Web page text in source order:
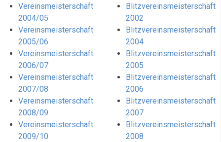
Vereinsmeisterschaft
2004/05
Vereinsmeisterschaft
2005/06
Vereinsmeisterschaft
2006/07
Vereinsmeisterschaft
2007/08
Vereinsmeisterschaft
2008/09
Vereinsmeisterschaft
2009/10
Blitzvereinsmeisterschaft
2002
Blitzvereinsmeisterschaft
2004
Blitzvereinsmeisterschaft
2005
Blitzvereinsmeisterschaft
2006
Blitzvereinsmeisterschaft
2007
Blitzvereinsmeisterschaft
2008